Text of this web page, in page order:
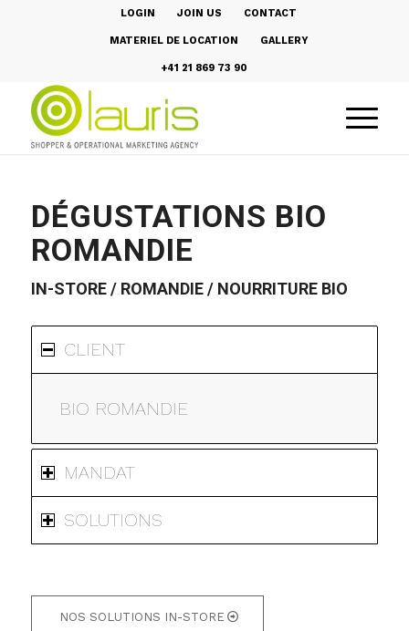
LOGIN JOIN US CONTACT
MATERIEL DE LOCATION GALLERY
+41 21 869 73 90
DÉGUSTATIONS BIO
ROMANDIE
IN-STORE / ROMANDIE / NOURRITURE BIO
CLIENT
BIO ROMANDIE
MANDAT
SOLUTIONS
NOS SOLUTIONS IN-STORE